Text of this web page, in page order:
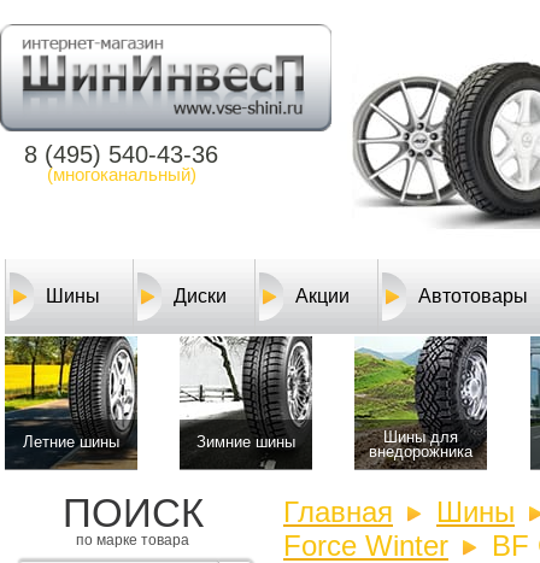
8 (495) 540-43-36
(многоканальный)
Шины Диски Акции Автотовары
Летние шины Зимние шины
Шины для
внедорожника
ПОИСК
по марке товара
Главная
Шины
Force Winter
BF